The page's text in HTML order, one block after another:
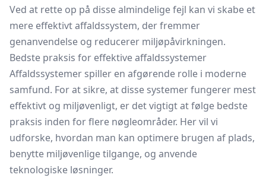
Ved at rette op på disse almindelige fejl kan vi skabe et
mere effektivt affaldssystem, der fremmer
genanvendelse og reducerer miljøpåvirkningen.
Bedste praksis for effektive affaldssystemer
Affaldssystemer spiller en afgørende rolle i moderne
samfund. For at sikre, at disse systemer fungerer mest
effektivt og miljøvenligt, er det vigtigt at følge bedste
praksis inden for flere nøgleområder. Her vil vi
udforske, hvordan man kan optimere brugen af plads,
benytte miljøvenlige tilgange, og anvende
teknologiske løsninger.